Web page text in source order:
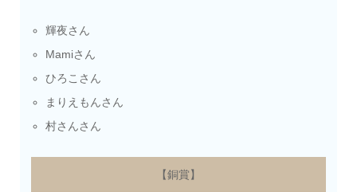
輝夜さん
Mamiさん
ひろこさん
まりえもんさん
村さんさん
【銅賞】